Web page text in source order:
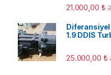
21.000,00 ₺
Diferansiyel
1.9 DDIS
25.000,00 ₺